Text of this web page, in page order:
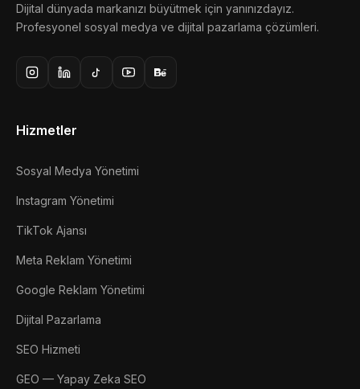
Dijital dünyada markanızı büyütmek için yanınızdayız.
Profesyonel sosyal medya ve dijital pazarlama çözümleri.
Hizmetler
Sosyal Medya Yönetimi
Instagram Yönetimi
TikTok Ajansı
Meta Reklam Yönetimi
Google Reklam Yönetimi
Dijital Pazarlama
SEO Hizmeti
GEO — Yapay Zeka SEO